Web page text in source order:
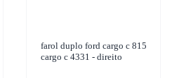
farol duplo ford cargo c 815
cargo c 4331 - direito